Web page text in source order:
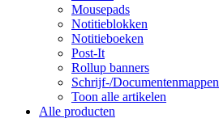
Mousepads
Notitieblokken
Notitieboeken
Post-It
Rollup banners
Schrijf-/Documentenmappen
Toon alle artikelen
Alle producten